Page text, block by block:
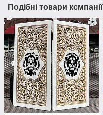
Подібні товари компанії